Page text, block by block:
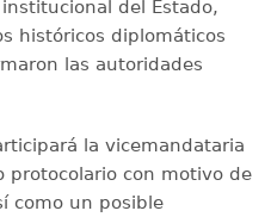
del Estado,
históricos diplomáticos
las autoridades
la vicemandataria
protocolario con motivo de
como un posible